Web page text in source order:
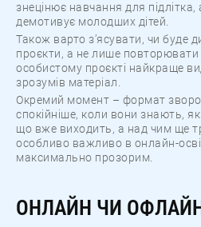
знецінює навчання для
демотивує молодших дітей.
Також варто з’ясувати, чи буде
проєкти, а не лише повторювати
особистому проєкті найкраще
зрозумів матеріал.
Окремий момент – формат
спокійніше, коли вони знають,
що вже виходить, а над чим ще
особливо важливо в онлайн-
максимально прозорим.
ОНЛАЙН ЧИ